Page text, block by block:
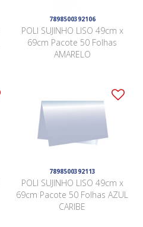
7898500392106
POLI SUJINHO LISO 49cm x
69cm Pacote 50 Folhas
AMARELO
7898500392113
POLI SUJINHO LISO 49cm x
69cm Pacote 50 Folhas AZUL
CARIBE